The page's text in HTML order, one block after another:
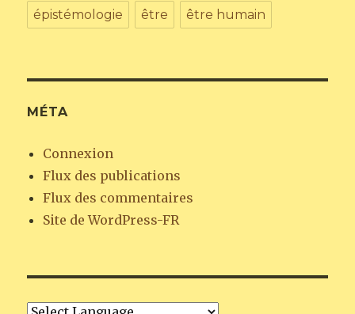
épistémologie être être humain
MÉTA
Connexion
Flux des publications
Flux des commentaires
Site de WordPress-FR